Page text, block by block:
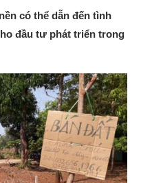
có thể dẫn đến tình
đầu tư phát triển trong